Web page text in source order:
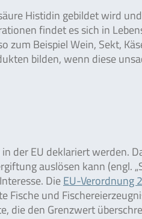
Histidin gebildet wird
findet es sich in
Beispiel Wein, Sekt,
bilden, wenn diese
der EU deklariert werden.
auslösen kann (engl.
DieEU-Verordnung
und
die den Grenzwert